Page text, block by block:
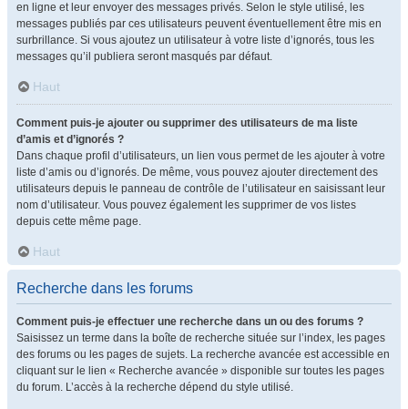
en ligne et leur envoyer des messages privés. Selon le style utilisé, les
messages publiés par ces utilisateurs peuvent éventuellement être mis en
surbrillance. Si vous ajoutez un utilisateur à votre liste d’ignorés, tous les
messages qu’il publiera seront masqués par défaut.
Haut
Comment puis-je ajouter ou supprimer des utilisateurs de ma liste
d’amis et d’ignorés ?
Dans chaque profil d’utilisateurs, un lien vous permet de les ajouter à votre
liste d’amis ou d’ignorés. De même, vous pouvez ajouter directement des
utilisateurs depuis le panneau de contrôle de l’utilisateur en saisissant leur
nom d’utilisateur. Vous pouvez également les supprimer de vos listes
depuis cette même page.
Haut
Recherche dans les forums
Comment puis-je effectuer une recherche dans un ou des forums ?
Saisissez un terme dans la boîte de recherche située sur l’index, les pages
des forums ou les pages de sujets. La recherche avancée est accessible en
cliquant sur le lien « Recherche avancée » disponible sur toutes les pages
du forum. L’accès à la recherche dépend du style utilisé.